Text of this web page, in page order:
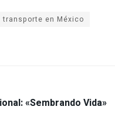
transporte en México
«Sembrando Vida»